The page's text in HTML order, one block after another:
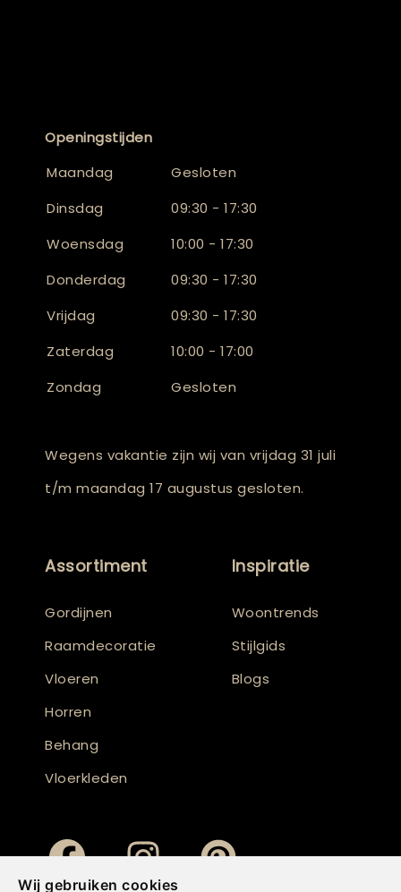
Wij gebruiken cookies
Openingstijden
Maandag
Gesloten
Dinsdag
09:30 - 17:30
Woensdag
10:00 - 17:30
Donderdag
09:30 - 17:30
Vrijdag
09:30 - 17:30
Zaterdag
10:00 - 17:00
Zondag
Gesloten
Wegens vakantie zijn wij van vrijdag 31 juli
t/m maandag 17 augustus gesloten.
Assortiment
Gordijnen
Raamdecoratie
Vloeren
Horren
Behang
Vloerkleden
Inspiratie
Woontrends
Stijlgids
Blogs